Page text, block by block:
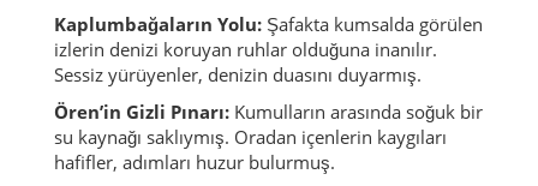
Kaplumbağaların Yolu: Şafakta kumsalda görülen
izlerin denizi koruyan ruhlar olduğuna inanılır.
Sessiz yürüyenler, denizin duasını duyarmış.
Ören’in Gizli Pınarı: Kumulların arasında soğuk bir
su kaynağı saklıymış. Oradan içenlerin kaygıları
hafifler, adımları huzur bulurmuş.